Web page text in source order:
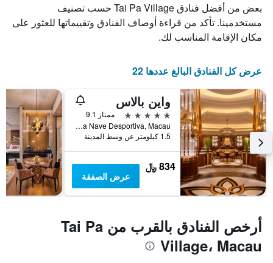
بعض من أفضل فنادق Tai Pa Village حسب تصنيف
مستخدمينا. تأكد من قراءة أوصاف الفنادق وتقييماتها للعثور على
مكان الإقامة المناسب لك.
عرض كل الفنادق البالغ عددها 22
واين بالاس
5 نجوم
ممتاز 9.1
Avenida Da Nave Desportiva, Macau
1.5 كيلومتر عن وسط المدينة
834 ﷼
عرض الصفقة
أرخص الفنادق بالقرب من Tai Pa
Village، Macau